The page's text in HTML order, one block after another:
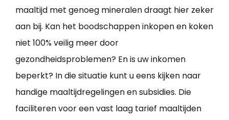
maaltijd met genoeg mineralen draagt hier zeker
aan bij. Kan het boodschappen inkopen en koken
niet 100% veilig meer door
gezondheidsproblemen? En is uw inkomen
beperkt? In die situatie kunt u eens kijken naar
handige maaltijdregelingen en subsidies. Die
faciliteren voor een vast laag tarief maaltijden